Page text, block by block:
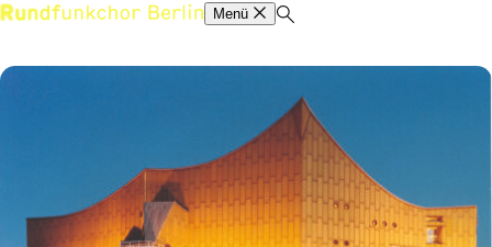
Menü